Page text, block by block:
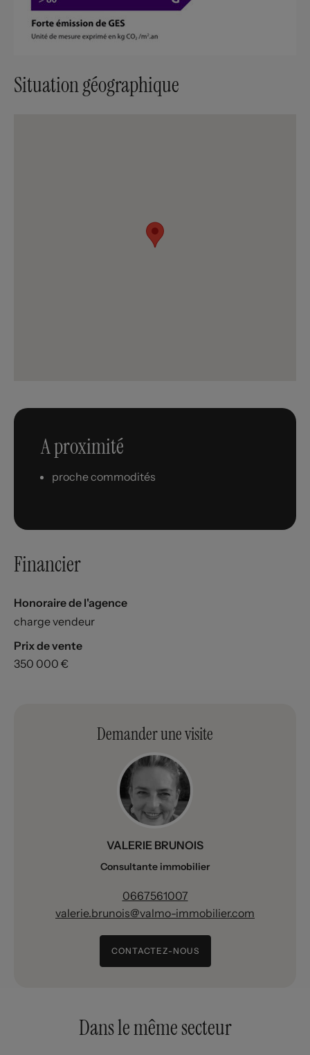
Situation géographique
A proximité
proche commodités
Financier
Honoraire de l'agence
charge vendeur
Prix de vente
350 000 €
Demander une visite
VALERIE BRUNOIS
Consultante immobilier
0667561007
valerie.brunois@valmo-immobilier.com
CONTACTEZ-NOUS
Dans le même secteur